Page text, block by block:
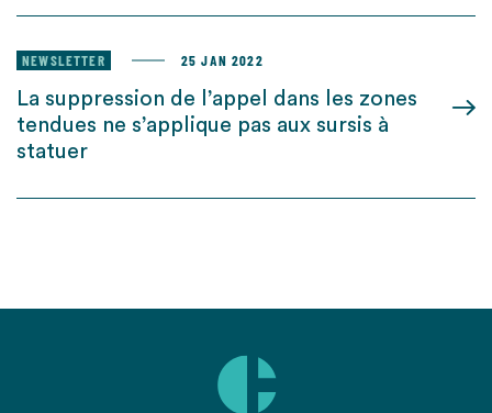
NEWSLETTER 25 JAN 2022
La suppression de l’appel dans les zones
tendues ne s’applique pas aux sursis à
statuer